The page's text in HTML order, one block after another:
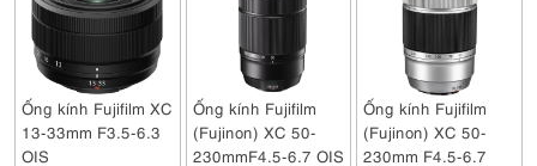
Ống kính Fujifilm XC
13-33mm F3.5-6.3
OIS
Ống kính Fujifilm
(Fujinon) XC 50-
230mmF4.5-6.7 OIS
Ống kính Fujifilm
(Fujinon) XC 50-
230mm F4.5-6.7